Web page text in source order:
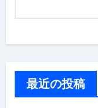
最近の投稿